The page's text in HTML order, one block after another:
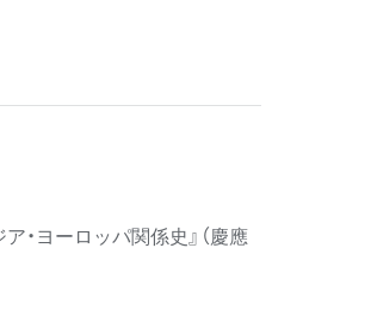
・ヨーロッパ関係史』（慶應